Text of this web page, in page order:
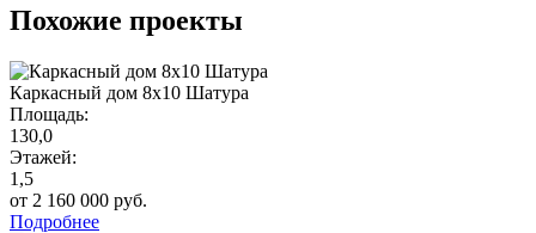
Похожие проекты
Каркасный дом 8х10 Шатура
Площадь:
130,0
Этажей:
1,5
от 2 160 000 руб.
Подробнее